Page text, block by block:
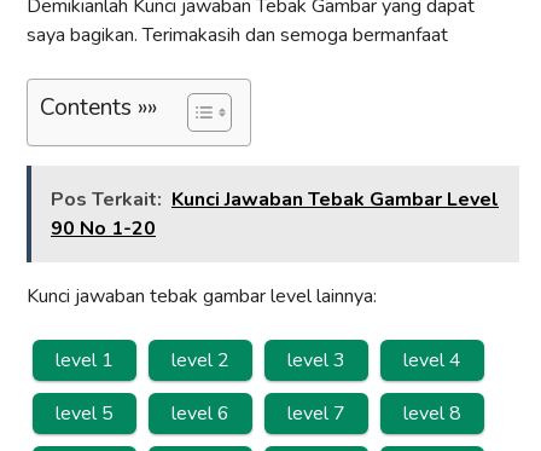
Demikianlah Kunci jawaban Tebak Gambar yang dapat
saya bagikan. Terimakasih dan semoga bermanfaat
Contents »»
Pos Terkait: Kunci Jawaban Tebak Gambar Level
90 No 1-20
Kunci jawaban tebak gambar level lainnya:
level 1 level 2 level 3
level 4
level 5
level 6 level 7
level 8